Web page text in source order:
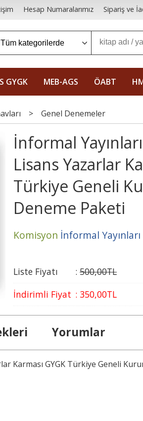
Hesap Numaralarımız Sipariş ve
GYGK MEB-AGS ÖABT
> Genel Denemeler
İnformal
Lisans Yazarlar
Türkiye Geneli
Deneme Paketi
Komisyon İnformal Yayınları
Liste Fiyatı : 500,00TL
İndirimli Fiyat : 350,00TL
Yorumlar
Karması GYGK Türkiye Geneli